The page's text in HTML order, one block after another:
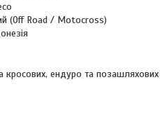
(Off Road / Motocross)
ендуро та позашляхових